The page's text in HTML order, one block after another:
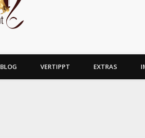
BLOG VERTIPPT EXTRAS